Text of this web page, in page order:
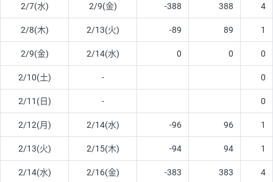
2/7(水) 2/9(金) -388 388 4
2/8(木) 2/13(火) -89 89 1
2/9(金) 2/14(水) 0 0 0
2/10(土) - 0
2/11(日) - 0
2/12(月) 2/14(水) -96 96 1
2/13(火) 2/15(木) -94 94 1
2/14(水) 2/16(金) -383 383 4